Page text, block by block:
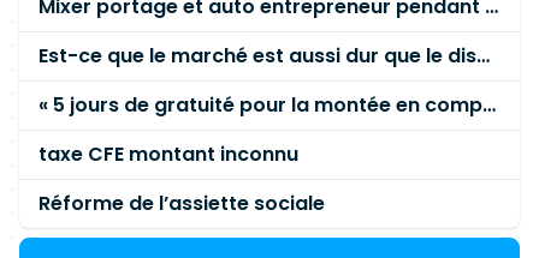
techniqueBack-EndJava 11, 17 et 21. API REST.
Architecture applicative Java. Front-
EndAngular. JavaScript / TypeScript. HTML5. CSS.
Outils et pratiquesGit. Méthodologie Agile /
Scrum. Intégration continue. Tests automatisés.
Mixer portage et auto entrepreneur pendant des années - quel risque ?
Est-ce que le marché est aussi dur que le disent les commerciaux ?
« 5 jours de gratuité pour la montée en compétence »
taxe CFE montant inconnu
Réforme de l’assiette sociale